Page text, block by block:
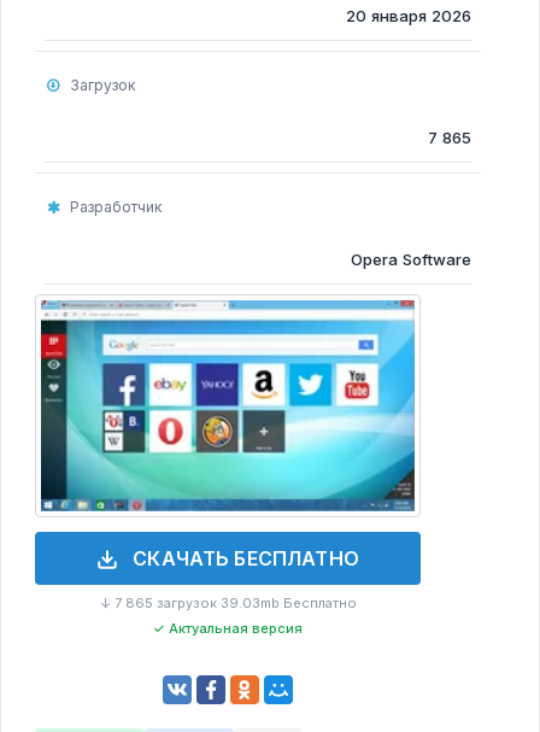
Программы для очистки компьютера
Программы для Монтажа Видео
20 января 2026
Загрузок
7 865
Разработчик
Opera Software
СКАЧАТЬ БЕСПЛАТНО
↓ 7 865 загрузок·39.03mb·Бесплатно
✓ Актуальная версия